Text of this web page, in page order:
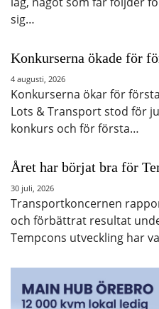
sig…
Konkurserna ökade för
4 augusti, 2026
Konkurserna ökar för
Lots & Transport stod för
konkurs och för första…
Året har börjat bra för
30 juli, 2026
Transportkoncernen
och förbättrat resultat
Tempcons utveckling har